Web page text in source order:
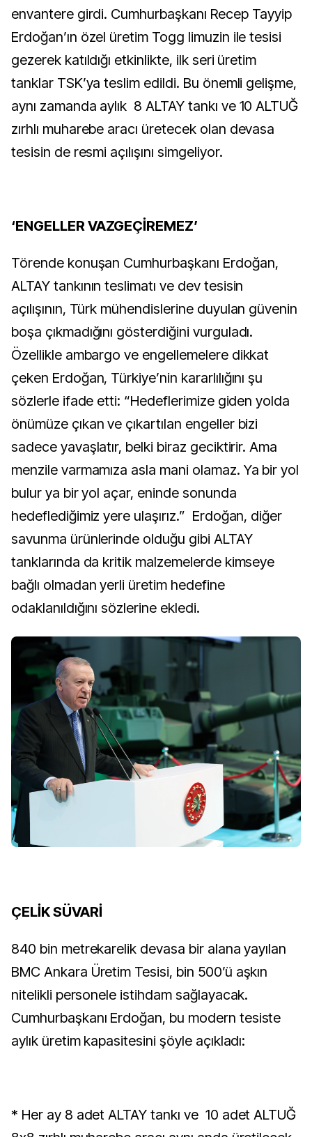
envantere girdi. Cumhurbaşkanı Recep Tayyip
Erdoğan’ın özel üretim Togg limuzin ile tesisi
gezerek katıldığı etkinlikte, ilk seri üretim
tanklar TSK’ya teslim edildi. Bu önemli gelişme,
aynı zamanda aylık 8 ALTAY tankı ve 10 ALTUĞ
zırhlı muharebe aracı üretecek olan devasa
tesisin de resmi açılışını simgeliyor.
‘ENGELLER VAZGEÇİREMEZ’
Törende konuşan Cumhurbaşkanı Erdoğan,
ALTAY tankının teslimatı ve dev tesisin
açılışının, Türk mühendislerine duyulan güvenin
boşa çıkmadığını gösterdiğini vurguladı.
Özellikle ambargo ve engellemelere dikkat
çeken Erdoğan, Türkiye’nin kararlılığını şu
sözlerle ifade etti: “Hedeflerimize giden yolda
önümüze çıkan ve çıkartılan engeller bizi
sadece yavaşlatır, belki biraz geciktirir. Ama
menzile varmamıza asla mani olamaz. Ya bir yol
bulur ya bir yol açar, eninde sonunda
hedeflediğimiz yere ulaşırız.” Erdoğan, diğer
savunma ürünlerinde olduğu gibi ALTAY
tanklarında da kritik malzemelerde kimseye
bağlı olmadan yerli üretim hedefine
odaklanıldığını sözlerine ekledi.
ÇELİK SÜVARİ
840 bin metrekarelik devasa bir alana yayılan
BMC Ankara Üretim Tesisi, bin 500’ü aşkın
nitelikli personele istihdam sağlayacak.
Cumhurbaşkanı Erdoğan, bu modern tesiste
aylık üretim kapasitesini şöyle açıkladı:
* Her ay 8 adet ALTAY tankı ve 10 adet ALTUĞ